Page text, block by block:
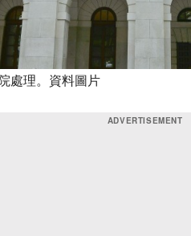
處理。資料圖片